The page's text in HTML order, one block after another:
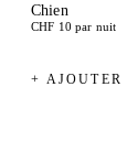
Chien
CHF 10 par nuit
+ AJOUTER